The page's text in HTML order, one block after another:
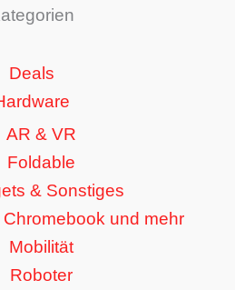
Deals
AR & VR
Foldable
& Sonstiges
und mehr
Mobilität
Roboter